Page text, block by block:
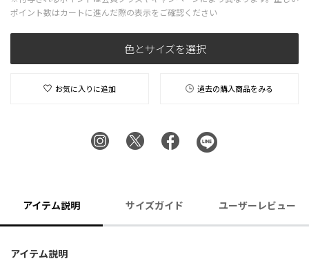
ポイント数はカートに進んだ際の表示をご確認ください
色とサイズを選択
お気に入りに追加 過去の購入商品をみる
アイテム説明 サイズガイド ユーザーレビュー
アイテム説明